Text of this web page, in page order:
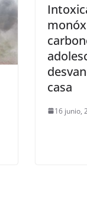
casa
16 junio,